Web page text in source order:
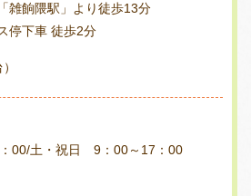
雑餉隈駅」より徒歩13分
停下車 徒歩2分
00/土・祝日 9：00～17：00